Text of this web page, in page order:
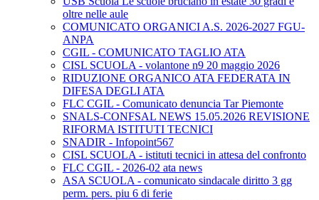
oltre nelle aule
COMUNICATO ORGANICI A.S. 2026-2027 FGU-
ANPA
CGIL - COMUNICATO TAGLIO ATA
CISL SCUOLA - volantone n9 20 maggio 2026
RIDUZIONE ORGANICO ATA FEDERATA IN
DIFESA DEGLI ATA
FLC CGIL - Comunicato denuncia Tar Piemonte
SNALS-CONFSAL NEWS 15.05.2026 REVISIONE
RIFORMA ISTITUTI TECNICI
SNADIR - Infopoint567
CISL SCUOLA - istituti tecnici in attesa del confronto
FLC CGIL - 2026-02 ata news
ASA SCUOLA - comunicato sindacale diritto 3 gg
perm. pers. piu 6 di ferie